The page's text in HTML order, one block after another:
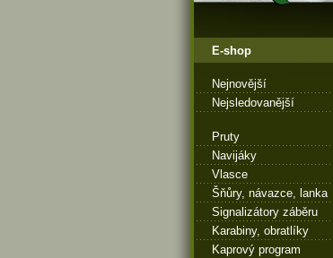
E-shop
Nejnovější
Nejsledovanější
Pruty
Navijáky
Vlasce
Šňůry, návazce, lanka
Signalizátory záběru
Karabiny, obratlíky
Kaprový program